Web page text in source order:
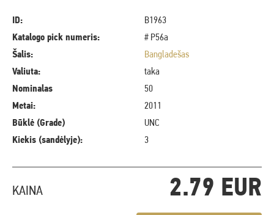
ID:
B1963
Katalogo pick numeris:
# P56a
Šalis:
Bangladešas
Valiuta:
taka
Nominalas
50
Metai:
2011
Būklė (Grade)
UNC
Kiekis (sandėlyje):
3
KAINA 2.79 EUR